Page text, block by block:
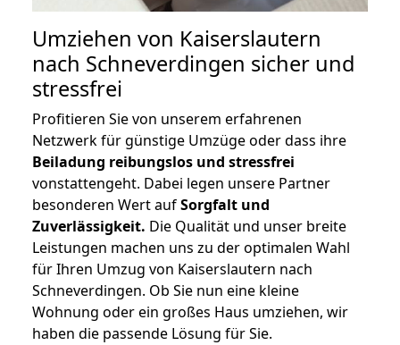
Umziehen von Kaiserslautern
nach Schneverdingen sicher und
stressfrei
Profitieren Sie von unserem erfahrenen
Netzwerk für günstige Umzüge oder dass ihre
Beiladung reibungslos und stressfrei
vonstattengeht. Dabei legen unsere Partner
besonderen Wert aufSorgfalt und
Zuverlässigkeit. Die Qualität und unser breite
Leistungen machen uns zu der optimalen Wahl
für Ihren Umzug von Kaiserslautern nach
Schneverdingen. Ob Sie nun eine kleine
Wohnung oder ein großes Haus umziehen, wir
haben die passende Lösung für Sie.